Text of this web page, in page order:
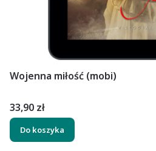
Wojenna miłość (mobi)
Cena
33,90 zł
Do koszyka